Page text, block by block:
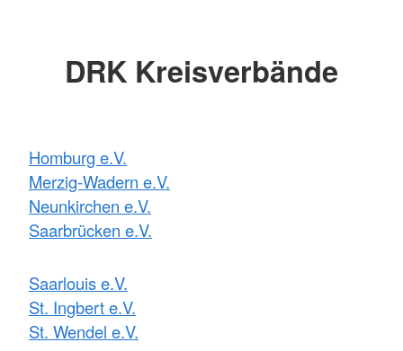
DRK Kreisverbände
Homburg e.V.
Merzig-Wadern e.V.
Neunkirchen e.V.
Saarbrücken e.V.
Saarlouis e.V.
St. Ingbert e.V.
St. Wendel e.V.